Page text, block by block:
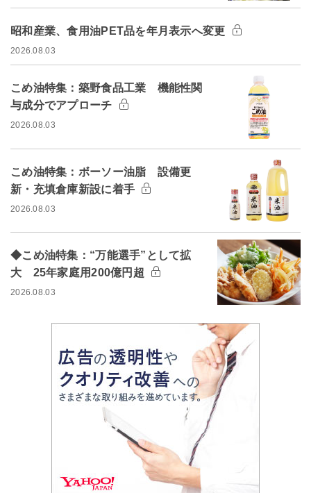
昭和産業、食用油PET品を年月表示へ変更
2026.08.03
こめ油特集：築野食品工業 機能性関
与成分でアプローチ
2026.08.03
こめ油特集：ボーソー油脂 設備更
新・充填倉庫新設に着手
2026.08.03
◆こめ油特集：“万能選手”として拡
大 25年家庭用200億円超
2026.08.03